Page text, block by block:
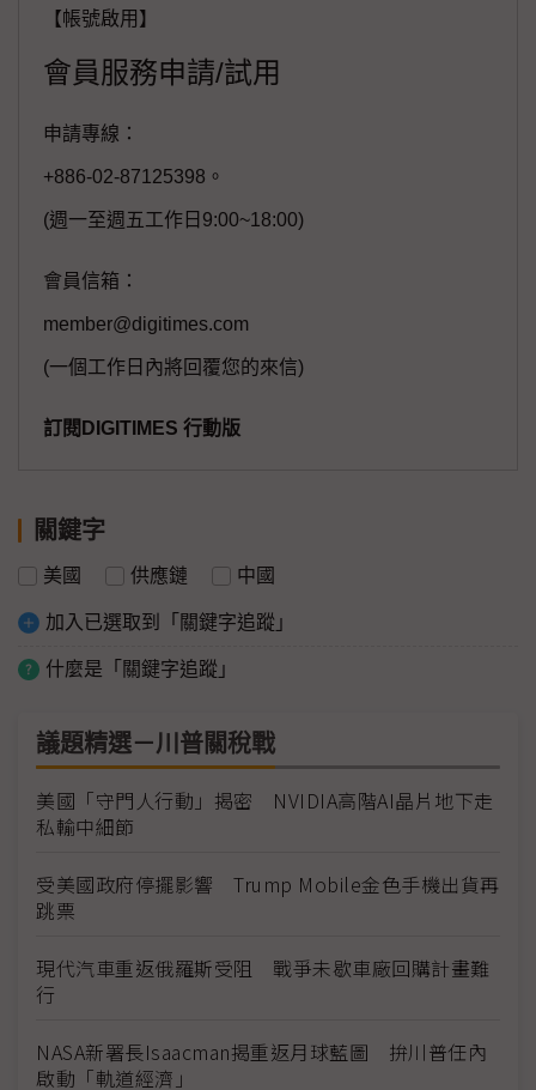
【帳號啟用】
會員服務申請/試用
申請專線：
+886-02-87125398。
(週一至週五工作日9:00~18:00)
會員信箱：
member@digitimes.com
(一個工作日內將回覆您的來信)
訂閱DIGITIMES 行動版
關鍵字
美國 供應鏈 中國
加入已選取到「關鍵字追蹤」
什麼是「關鍵字追蹤」
議題精選－川普關稅戰
美國「守門人行動」揭密 NVIDIA高階AI晶片地下走
私輸中細節
受美國政府停擺影響 Trump Mobile金色手機出貨再
跳票
現代汽車重返俄羅斯受阻 戰爭未歇車廠回購計畫難
行
NASA新署長Isaacman揭重返月球藍圖 拚川普任內
啟動「軌道經濟」